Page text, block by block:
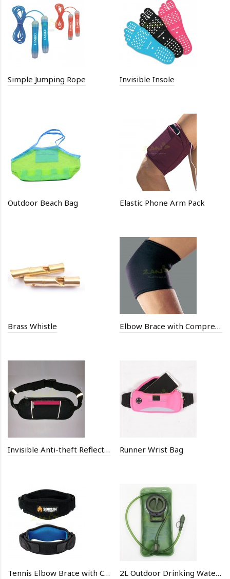
Simple Jumping Rope Invisible Insole
Outdoor Beach Bag Elastic Phone Arm Pack
Brass Whistle Elbow Brace with Compression Pad
Invisible Anti-theft Reflective Pocket Runner Wrist Bag
Tennis Elbow Brace with Compression Pad 2L Outdoor Drinking Water Bag